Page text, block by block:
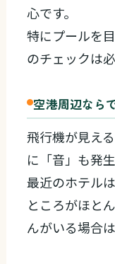
心です。
特にプールを
のチェックは
空港周辺なら
飛行機が見え
に「音」も発生
最近のホテル
ところがほと
んがいる場合